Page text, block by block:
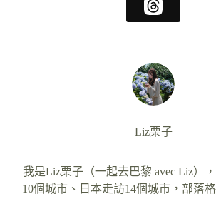
Liz栗子
我是Liz栗子（一起去巴黎 avec Liz）
10個城市、日本走訪14個城市，部落